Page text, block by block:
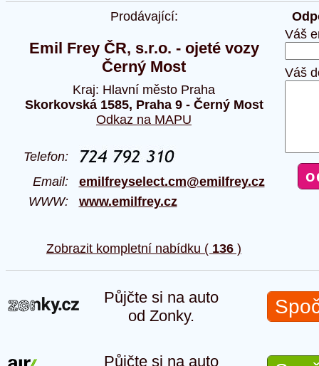
Prodávající:
Emil Frey ČR, s.r.o. - ojeté vozy
Černý Most
Kraj: Hlavní město Praha
Skorkovská 1585, Praha 9 - Černý Most
Odkaz na MAPU
Telefon:
Email: emilfreyselect.cm@emilfrey.cz
WWW: www.emilfrey.cz
Zobrazit kompletní nabídku ( 136 )
Váš
Váš
Půjčte si na auto
od Zonky.
Půjčte si na auto